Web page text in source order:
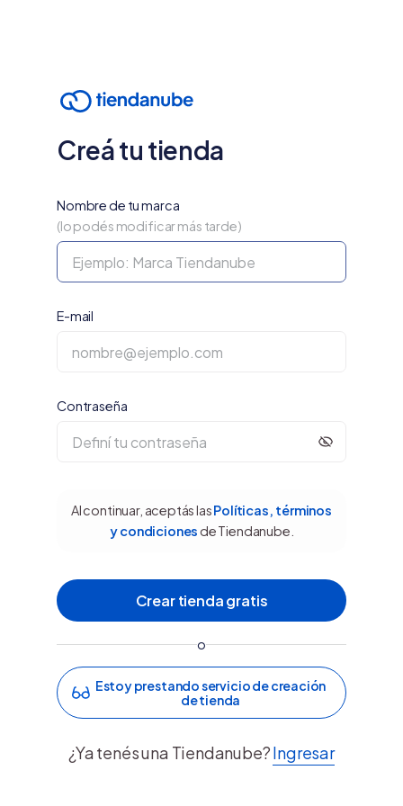
Creá tu tienda
Nombre de tu marca
(lo podés modificar más tarde)
E-mail
Contraseña
Al continuar, aceptás lasPolíticas, términos
y condiciones de Tiendanube.
o
Estoy prestando servicio de creación
de tienda
¿Ya tenés una Tiendanube?Ingresar